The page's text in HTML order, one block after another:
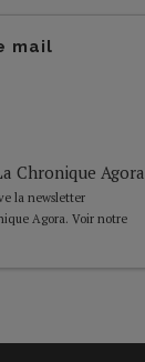
mail
Chronique Agora
la newsletter
Agora. Voir notre